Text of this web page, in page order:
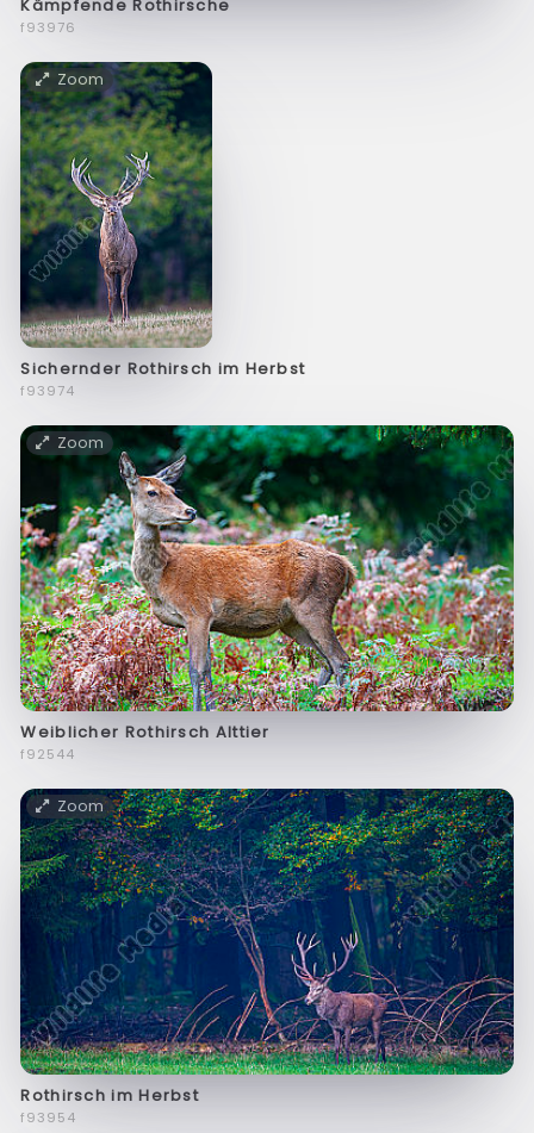
Kämpfende Rothirsche
f93976
Zoom
Sichernder Rothirsch im Herbst
f93974
Zoom
Weiblicher Rothirsch Alttier
f92544
Zoom
Rothirsch im Herbst
f93954